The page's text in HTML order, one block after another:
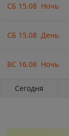
СБ 15.08 Ночь
СБ 15.08 День
ВС 16.08 Ночь
Сегодня